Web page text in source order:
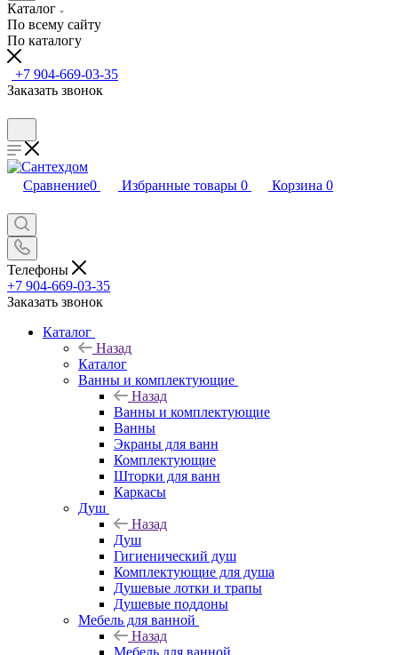
Каталог
По всему сайту
По каталогу
+7 904-669-03-35
Заказать звонок
Сравнение0 Избранные товары 0 Корзина 0
Телефоны
+7 904-669-03-35
Заказать звонок
Каталог
Назад
Каталог
Ванны и комплектующие
Назад
Ванны и комплектующие
Ванны
Экраны для ванн
Комплектующие
Шторки для ванн
Каркасы
Душ
Назад
Душ
Гигиенический душ
Комплектующие для душа
Душевые лотки и трапы
Душевые поддоны
Мебель для ванной
Назад
Мебель для ванной